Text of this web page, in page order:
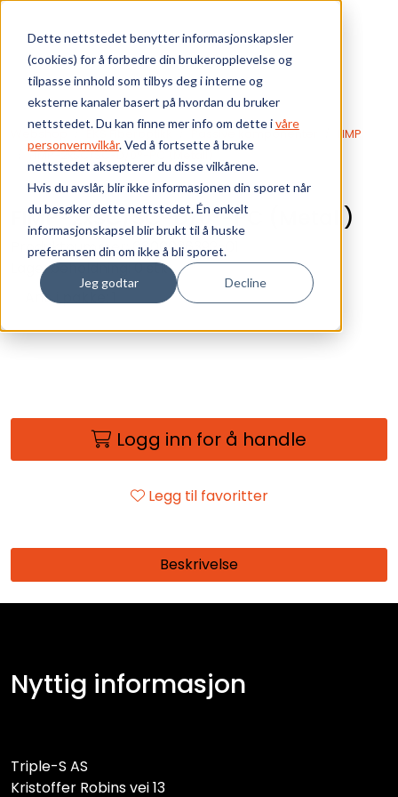
Dette nettstedet benytter informasjonskapsler
(cookies) for å forbedre din brukeropplevelse og
tilpasse innhold som tilbys deg i interne og
eksterne kanaler basert på hvordan du bruker
nettstedet. Du kan finne mer info om dette ivåre
personvernvilkår. Ved å fortsette å bruke
nettstedet aksepterer du disse vilkårene.
Hvis du avslår, blir ikke informasjonen din sporet når
du besøker dette nettstedet. Én enkelt
informasjonskapsel blir brukt til å huske
preferansen din om ikke å bli sporet.
Jeg godtar Decline
Skip to main content
Webshop EKS Fiberoptikk Passive komponenter
FIMP
FIMP-2xSC/SC-D/0°-PC (Metall)
FIMP-2xSC/SC-D/0°-PC (Metall)
Produktnummer:0600036392-01
Lagerbeholdning:0 stk
Ant. i pakke: 1
Logg inn for å handle
Legg til favoritter
Beskrivelse
Nyttig informasjon
Triple-S AS
Kristoffer Robins vei 13
Bærekraft
Vi tilbyr
Ressurser
Om oss